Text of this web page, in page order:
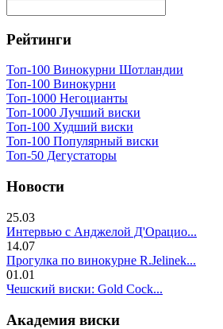
Рейтинги
Топ-100 Винокурни Шотландии
Топ-100 Винокурни
Топ-1000 Негоцианты
Топ-1000 Лучший виски
Топ-100 Худший виски
Топ-100 Популярный виски
Топ-50 Дегустаторы
Новости
25.03
Интервью с Анджелой Д'Орацио...
14.07
Прогулка по винокурне R.Jelinek...
01.01
Чешский виски: Gold Cock...
Академия виски